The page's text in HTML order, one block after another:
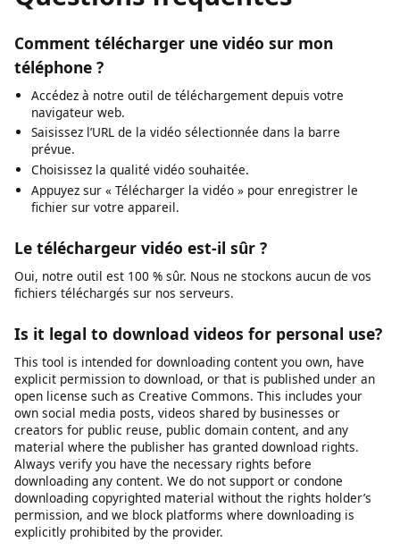
and downloading publicly available videos where
Questions fréquentes
Comment télécharger une vidéo sur mon
Accédez à notre outil de téléchargement depuis votre
navigateur web.
Saisissez l’URL de la vidéo sélectionnée dans la barre
Choisissez la qualité vidéo souhaitée.
Appuyez sur « Télécharger la vidéo » pour enregistrer le
fichier sur votre appareil.
Le téléchargeur vidéo est-il sûr ?
Oui, notre outil est 100 % sûr. Nous ne stockons aucun de vos
fichiers téléchargés sur nos serveurs.
Is it legal to download videos for personal use?
This tool is intended for downloading content you own, have